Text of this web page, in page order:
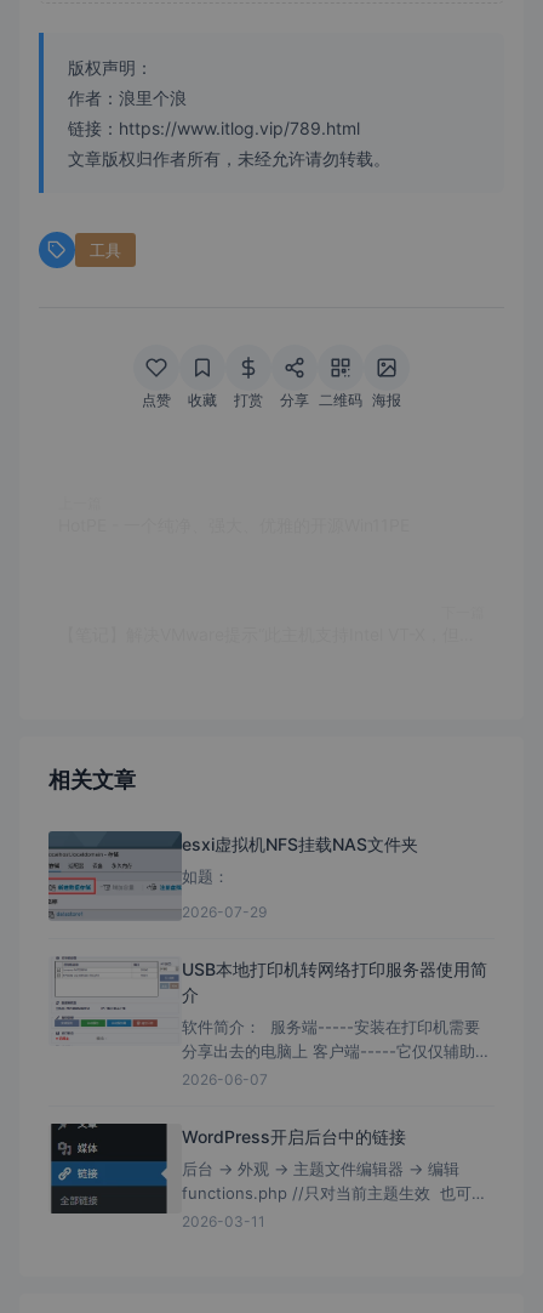
版权声明：
作者：浪里个浪
链接：https://www.itlog.vip/789.html
文章版权归作者所有，未经允许请勿转载。
工具
点赞 收藏 打赏 分享 二维码 海报
相关文章
esxi虚拟机NFS挂载NAS文件夹
如题：
2026-07-29
USB本地打印机转网络打印服务器使用简
介
软件简介： 服务端-----安装在打印机需要
分享出去的电脑上 客户端-----它仅仅辅助为
需要去连接打印机的电脑快速安装； 客户端
2026-06-07
WordPress开启后台中的链接
后台 → 外观 → 主题文件编辑器 → 编辑
functions.php //只对当前主题生效 也可编
辑/wp-includes/functions.php //理论上
2026-03-11